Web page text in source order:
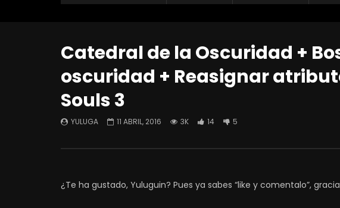
Catedral de la Oscuridad +
oscuridad + Reasignar
Souls 3
YULUGA 11 ABRIL, 2016 3K 14 5
¿Te ha gustado, Yuluguin? Pues ya sabes “like y comentalo”,